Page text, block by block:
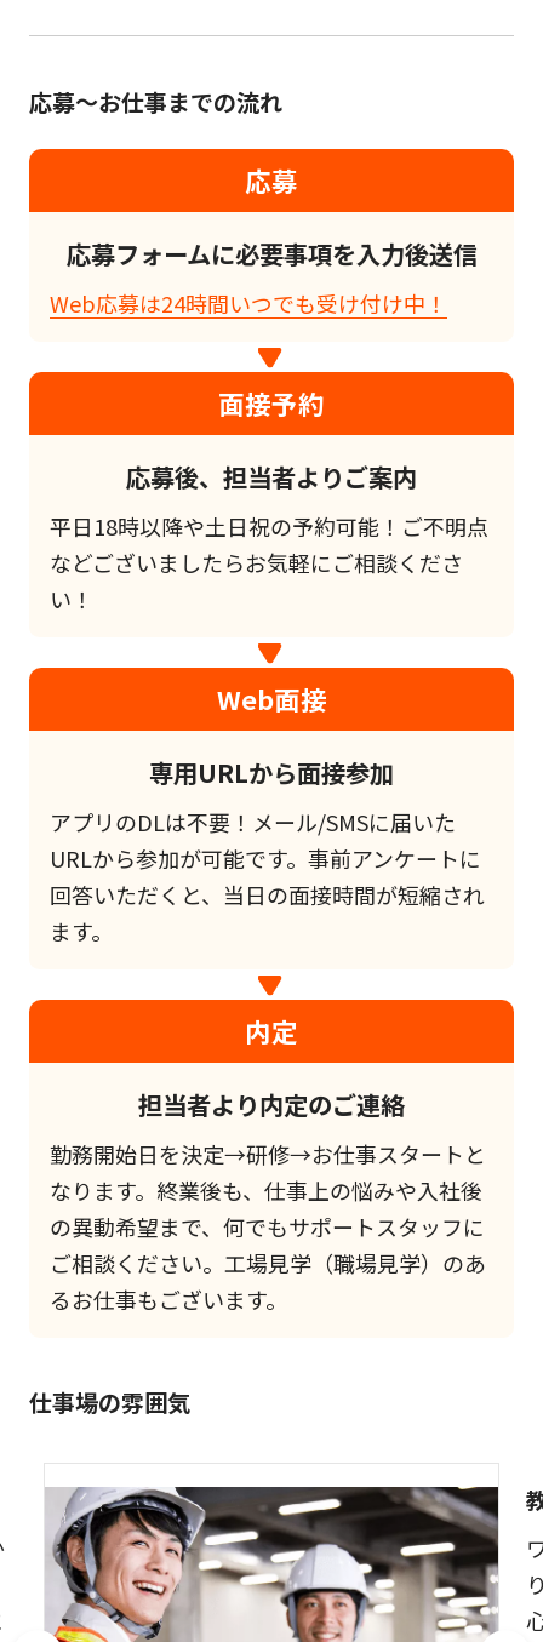
応募～お仕事までの流れ
応募
応募フォームに必要事項を入力後送信
Web応募は24時間いつでも受け付け中！
面接予約
応募後、担当者よりご案内
平日18時以降や土日祝の予約可能！ご不明点
などございましたらお気軽にご相談くださ
い！
Web面接
専用URLから面接参加
アプリのDLは不要！メール/SMSに届いた
URLから参加が可能です。事前アンケートに
回答いただくと、当日の面接時間が短縮され
ます。
内定
担当者より内定のご連絡
勤務開始日を決定→研修→お仕事スタートと
なります。終業後も、仕事上の悩みや入社後
の異動希望まで、何でもサポートスタッフに
ご相談ください。工場見学（職場見学）のあ
るお仕事もございます。
仕事場の雰囲気